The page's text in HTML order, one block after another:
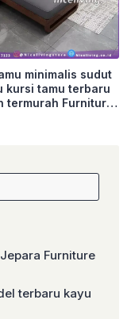
minimalis sudut
kursi tamu terbaru
termurah Furniture
Furniture
terbaru kayu